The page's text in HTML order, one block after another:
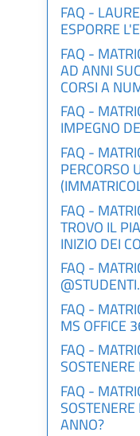
FAQ -
ESPORRE
FAQ -
AD ANNI
CORSI A
FAQ -
IMPEGNO
FAQ -
PERCORSO
FAQ -
TROVO IL
INIZIO DEI
FAQ -
FAQ -
MS OFFICE
FAQ -
FAQ -
ANNO?